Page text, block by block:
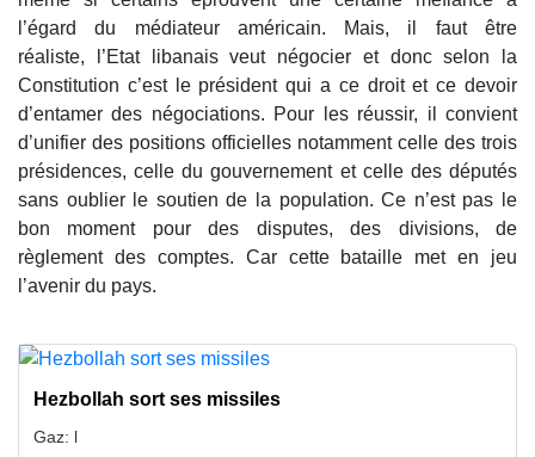
l’égard du médiateur américain. Mais, il faut être
réaliste, l’Etat libanais veut négocier et donc selon la
Constitution c’est le président qui a ce droit et ce devoir
d’entamer des négociations. Pour les réussir, il convient
d’unifier des positions officielles notamment celle des trois
présidences, celle du gouvernement et celle des députés
sans oublier le soutien de la population. Ce n’est pas le
bon moment pour des disputes, des divisions, de
règlement des comptes. Car cette bataille met en jeu
l’avenir du pays.
Hezbollah sort ses missiles
Gaz: l